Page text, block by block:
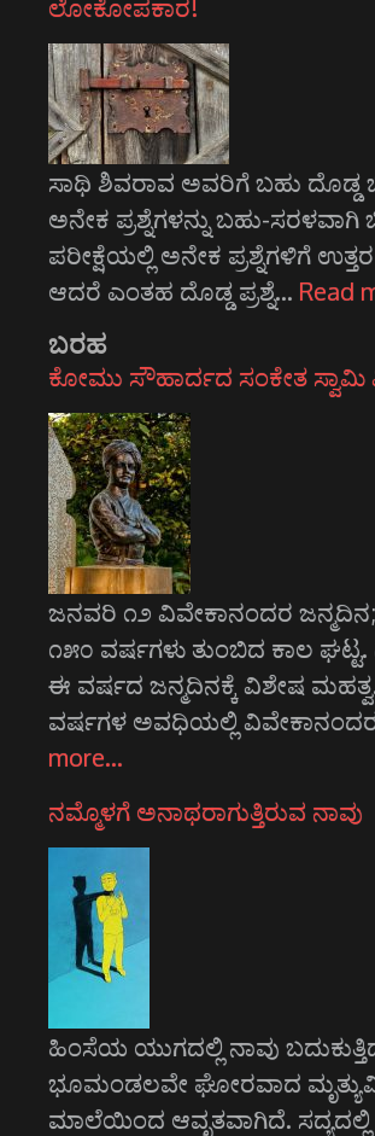
ಲೋಕೋಪಕಾರ!
ಸಾಥಿ ಶಿವರಾವ ಅವರಿಗೆ ಬಹು ದೊಡ್ಡ
ಅನೇಕ ಪ್ರಶ್ನೆಗಳನ್ನು ಬಹು-ಸರಳವಾಗಿ
ಪರೀಕ್ಷೆಯಲ್ಲಿ ಅನೇಕ ಪ್ರಶ್ನೆಗಳಿಗೆ
ಆದರೆ ಎಂತಹ ದೊಡ್ಡ ಪ್ರಶ್ನೆ… Read
ಬರಹ
ಕೋಮು ಸೌಹಾರ್ದದ ಸಂಕೇತ ಸ್ವಾಮಿ
ಜನವರಿ ೧೨ ವಿವೇಕಾನಂದರ ಜನ್ಮದಿನ;
೧೫೦ ವರ್ಷಗಳು ತುಂಬಿದ ಕಾಲ
ಈ ವರ್ಷದ ಜನ್ಮದಿನಕ್ಕೆ ವಿಶೇಷ ಮಹತ್ವ.
ವರ್ಷಗಳ ಅವಧಿಯಲ್ಲಿ
more…
ನಮ್ಮೊಳಗೆ ಅನಾಥರಾಗುತ್ತಿರುವ ನಾವು
ಹಿಂಸೆಯ ಯುಗದಲ್ಲಿ ನಾವು
ಭೂಮಂಡಲವೇ ಘೋರವಾದ
ಮಾಲೆಯಿಂದ ಆವೃತವಾಗಿದೆ.